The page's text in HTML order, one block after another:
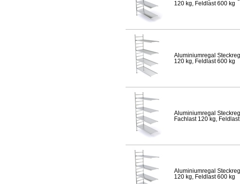
120 kg, Feldlast 600 kg
Aluminiumregal
120 kg, Feldlast 600 kg
Aluminiumregal
Fachlast 120 kg,
Aluminiumregal
120 kg, Feldlast 600 kg